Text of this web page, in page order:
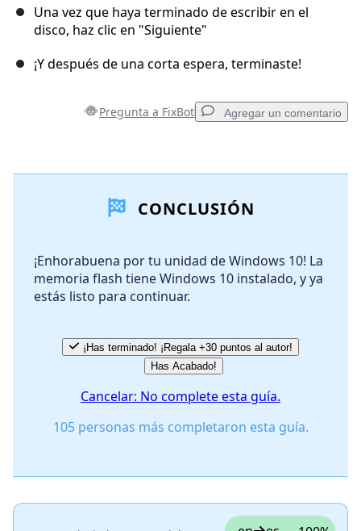
Una vez que haya terminado de escribir en el
disco, haz clic en "Siguiente"
¡Y después de una corta espera, terminaste!
Pregunta a FixBot Agregar un comentario
Agregar Comentario
Cancelar Publicar comentario
CONCLUSIÓN
¡Enhorabuena por tu unidad de Windows 10! La
memoria flash tiene Windows 10 instalado, y ya
estás listo para continuar.
¡Has terminado! ¡Regala +30 puntos al autor!
Has Acabado!
Cancelar: No complete esta guía.
105 personas más completaron esta guía.